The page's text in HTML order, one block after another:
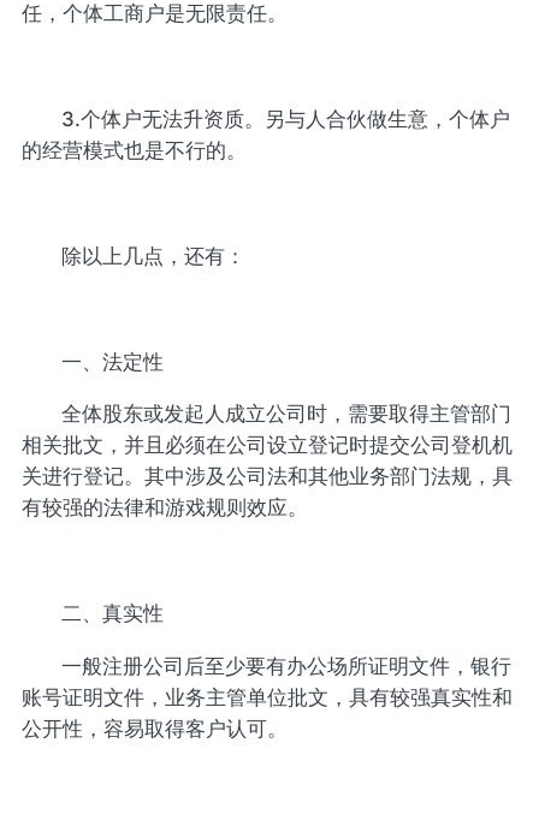
任，个体工商户是无限责任。
3.个体户无法升资质。另与人合伙做生意，个体户
的经营模式也是不行的。
除以上几点，还有：
一、法定性
全体股东或发起人成立公司时，需要取得主管部门
相关批文，并且必须在公司设立登记时提交公司登机机
关进行登记。其中涉及公司法和其他业务部门法规，具
有较强的法律和游戏规则效应。
二、真实性
一般注册公司后至少要有办公场所证明文件，银行
账号证明文件，业务主管单位批文，具有较强真实性和
公开性，容易取得客户认可。